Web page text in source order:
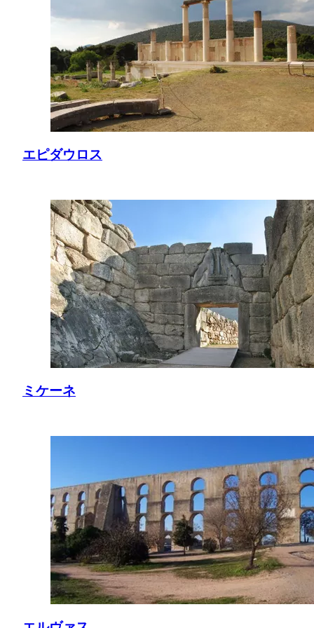
エピダウロス
ミケーネ